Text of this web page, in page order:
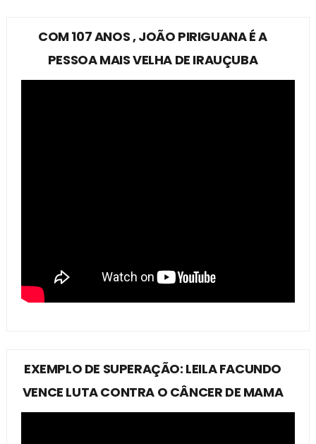
COM 107 ANOS , JOÃO PIRIGUANA É A
PESSOA MAIS VELHA DE IRAUÇUBA
EXEMPLO DE SUPERAÇÃO: LEILA FACUNDO
VENCE LUTA CONTRA O CÂNCER DE MAMA